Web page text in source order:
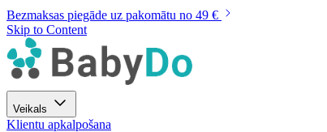
Bezmaksas piegāde uz pakomātu no 49 €
Skip to Content
Veikals
Klientu apkalpošana